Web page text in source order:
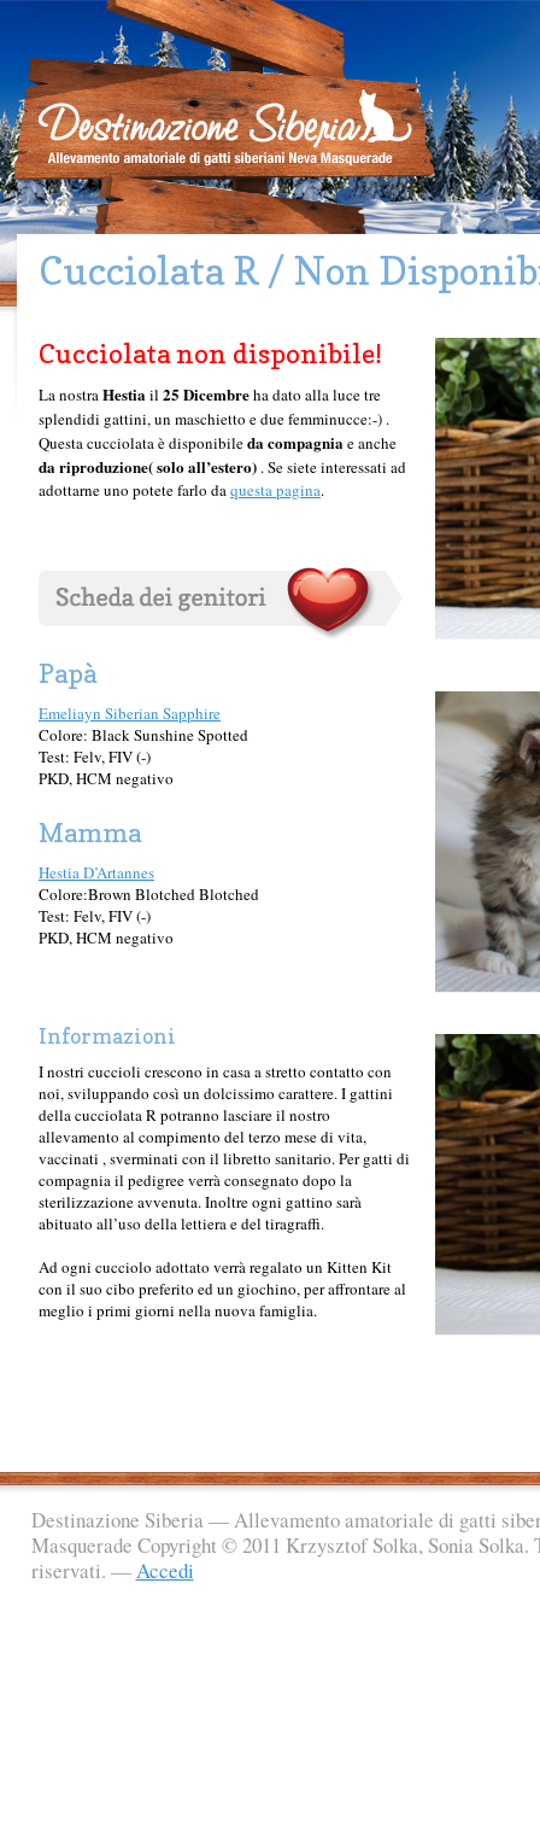
Cucciolata R / Non
Cucciolata non disponibile!
La nostraHestiail 25 Dicembreha dato alla luce tre
splendidi gattini, un maschietto e due femminucce:-) .
Questa cucciolata è disponibileda compagniae anche
da riproduzione( solo all’estero) . Se siete interessati ad
adottarne uno potete farlo daquesta pagina.
Papà
Emeliayn Siberian Sapphire
Colore: Black Sunshine Spotted
Test: Felv, FIV (-)
PKD, HCM negativo
Mamma
Hestia D’Artannes
Colore:Brown Blotched Blotched
Test: Felv, FIV (-)
PKD, HCM negativo
Informazioni
I nostri cuccioli crescono in casa a stretto contatto con
noi, sviluppando così un dolcissimo carattere.I gattini
della cucciolata R potranno lasciare il nostro
allevamento al compimento del terzo mese di vita,
vaccinati , sverminati con il libretto sanitario. Per gatti di
compagnia il pedigree verrà consegnato dopo la
sterilizzazione avvenuta. Inoltre ogni gattino sarà
abituato all’uso della lettiera e del tiragraffi.
Ad ogni cucciolo adottato verrà regalato un Kitten Kit
con il suo cibo preferito ed un giochino, per affrontare al
meglio i primi giorni nella nuova famiglia.
Destinazione Siberia — Allevamento amatoriale di gatti
Masquerade Copyright © 2011 Krzysztof Solka, Sonia
riservati. —Accedi